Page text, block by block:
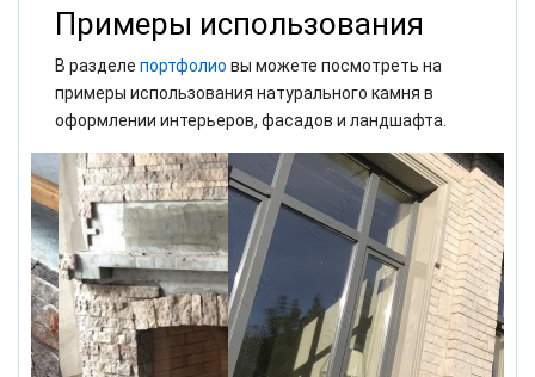
Примеры использования
В разделе портфолио вы можете посмотреть на
примеры использования натурального камня в
оформлении интерьеров, фасадов и ландшафта.